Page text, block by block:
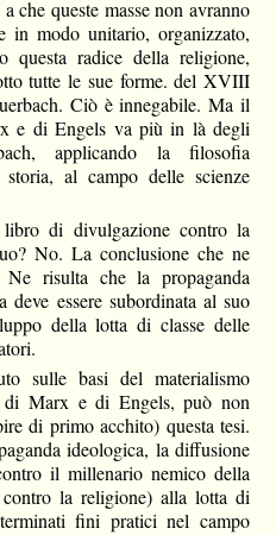
che queste masse non avranno
in modo unitario, organizzato,
questa radice della religione,
tutte le sue forme. del XVIII
Ciò è innegabile. Ma il
e di Engels va più in là degli
applicando la filosofia
al campo delle scienze
di divulgazione contro la
No. La conclusione che ne
risulta che la propaganda
deve essere subordinata al suo
della lotta di classe delle
sulle basi del materialismo
Marx e di Engels, può non
di primo acchito) questa tesi.
ideologica, la diffusione
il millenario nemico della
la religione) alla lotta di
fini pratici nel campo